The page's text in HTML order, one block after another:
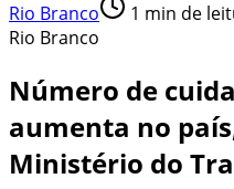
Rio Branco 1 min de
Rio Branco
Número de
aumenta no
Ministério do